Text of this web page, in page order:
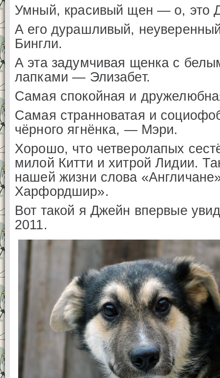
Умный, красивый щен — о, это
А его дурашливый,
Бингли.
А эта задумчивая щенка с
лапками — Элизабет.
Самая спокойная и
Самая странноватая и
чёрного ягнёнка, — Мэри.
Хорошо, что четверолапых
милой Китти и хитрой Лидии.
нашей жизни слова
Харфордшир».
Вот такой я Джейн впервые
2011.